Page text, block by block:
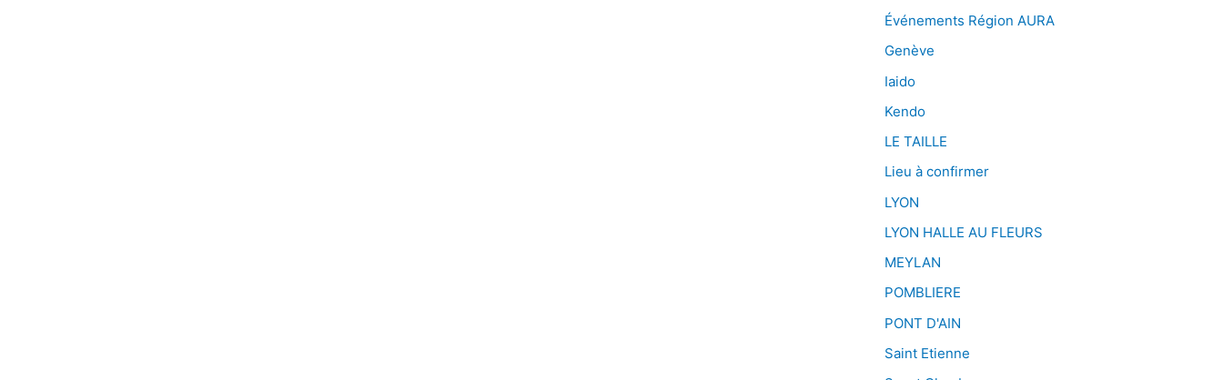
Événements Région AURA
Genève
Iaido
Kendo
LE TAILLE
Lieu à confirmer
LYON
LYON HALLE AU FLEURS
MEYLAN
POMBLIERE
PONT D'AIN
Saint Etienne